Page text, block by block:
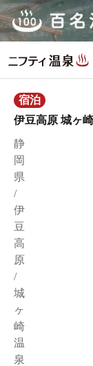
宿泊
伊豆高原 城ヶ
静
岡
県
/
伊
豆
高
原
/
城
ヶ
崎
温
泉